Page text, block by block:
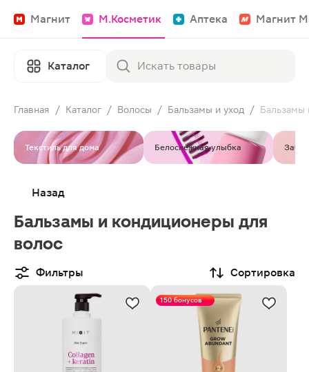
Магнит М.Косметик Аптека Магнит
Каталог
Главная / Каталог / Волосы / Бальзамы и уход / Бальзамы
Текстиль для дома Белоснежная улыбка
Назад
Бальзамы и кондиционеры для
волос
Фильтры Сортировка
150 бонусов